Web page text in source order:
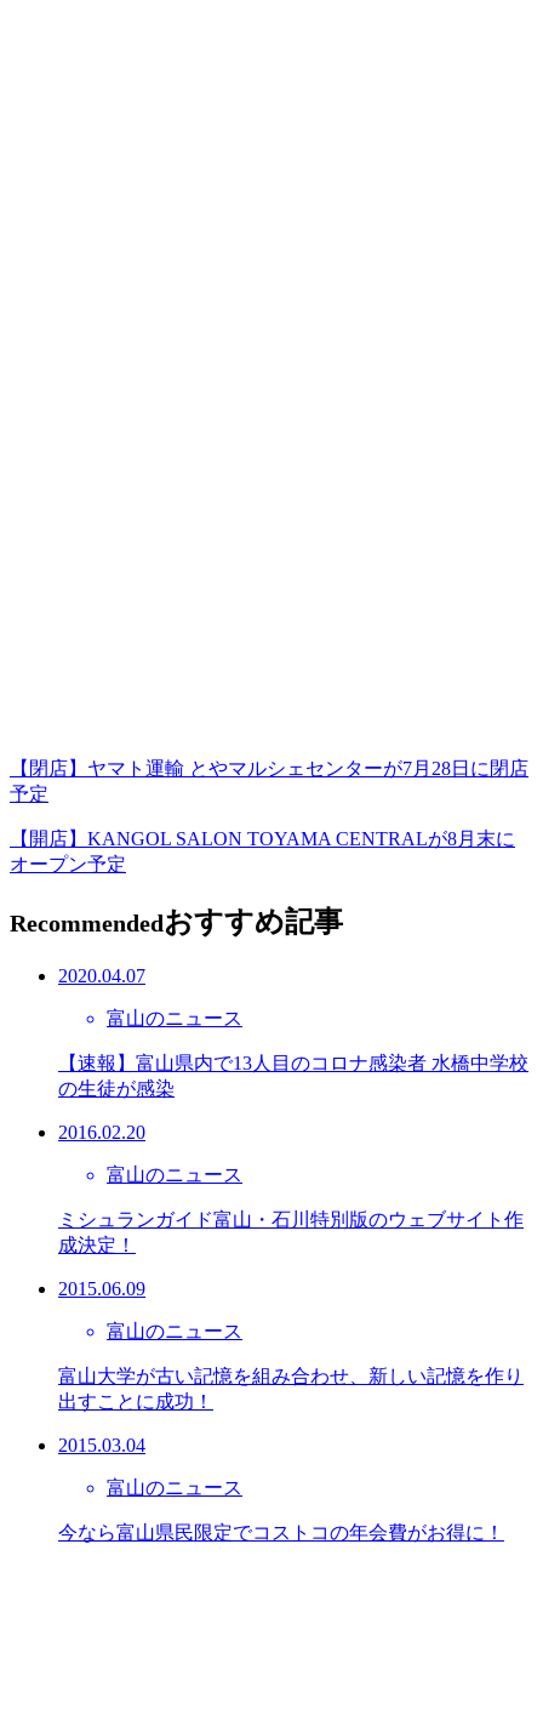
【閉店】ヤマト運輸 とやマルシェセンターが7月28日に閉店
予定
【開店】KANGOL SALON TOYAMA CENTRALが8月末に
オープン予定
Recommendedおすすめ記事
2020.04.07
富山のニュース
【速報】富山県内で13人目のコロナ感染者 水橋中学校
の生徒が感染
2016.02.20
富山のニュース
ミシュランガイド富山・石川特別版のウェブサイト作
成決定！
2015.06.09
富山のニュース
富山大学が古い記憶を組み合わせ、新しい記憶を作り
出すことに成功！
2015.03.04
富山のニュース
今なら富山県民限定でコストコの年会費がお得に！